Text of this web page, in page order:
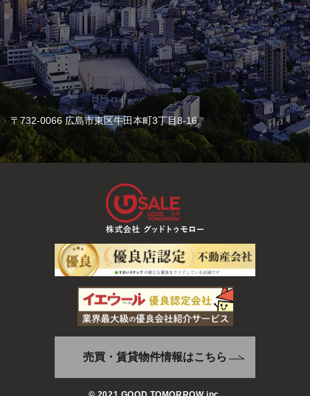
〒732-0066 広島市東区牛田本町3丁目8-16
売買・賃貸物件情報はこちら